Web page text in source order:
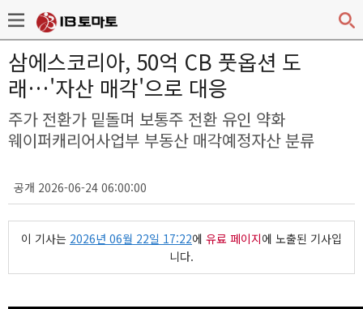
삼에스코리아, 50억 CB 풋옵션 도
래…'자산 매각'으로 대응
주가 전환가 밑돌며 보통주 전환 유인 약화
웨이퍼캐리어사업부 부동산 매각예정자산 분류
공개 2026-06-24 06:00:00
이 기사는 2026년 06월 22일 17:22에 유료 페이지에 노출된 기사입
니다.